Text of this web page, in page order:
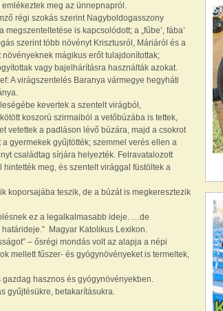
meg az ünnepnapról.
régi szokás szerint Nagyboldogasszony
is kapcsolódott; a „fűbe’, fába’
szerint több növényt Krisztusról, Máriáról és a
mágikus erőt tulajdonítottak;
vagy bajelhárításra használták azokat.
A virágszentelés Baranya vármegye hegyháti
kevertek a szentelt virágból,
koszorú szirmaiból a vetőbúzába is tettek,
vetettek a padláson lévő búzára, majd a csokrot
gyermekek gyűjtötték; szemmel verés ellen a
családtag sírjára helyezték. Felravatalozott
hintették meg, és szentelt virággal füstöltek a
koporsajába teszik, de a búzát is megkeresztezik
ez a legalkalmasabb ideje. …de
Magyar Katolikus Lexikon.
– ősrégi mondás volt az alapja a népi
mellett fűszer- és gyógynövényeket is termeltek,
hasznos és gyógynövényekben.
gyűjtésükre, betakarításukra.